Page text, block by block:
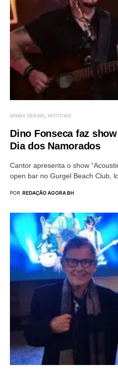
MINAS GERAIS NOTÍCIAS
Dino Fonseca faz
Dia dos Namorados
Cantor apresenta o show
open bar no Gurgel Beach Club,
POR REDAÇÃO AGORA BH